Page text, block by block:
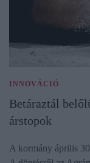
INNOVÁCIÓ
Betáraztál
árstopok
A kormány április